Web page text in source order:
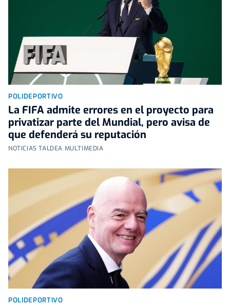
POLIDEPORTIVO
La FIFA admite errores en el proyecto para
privatizar parte del Mundial, pero avisa de
que defenderá su reputación
NOTICIAS TALDEA MULTIMEDIA
POLIDEPORTIVO